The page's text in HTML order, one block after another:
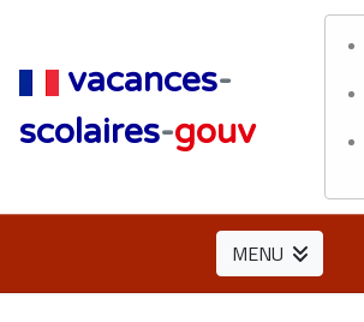
vacances-
scolaires-gouv
MENU